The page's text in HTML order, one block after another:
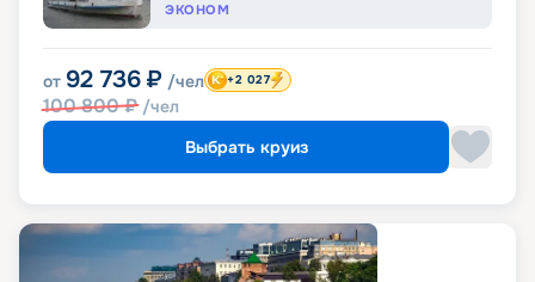
ЭКОНОМ
от 92 736 ₽ /чел
100 800₽ /чел
+2 027
Выбрать круиз